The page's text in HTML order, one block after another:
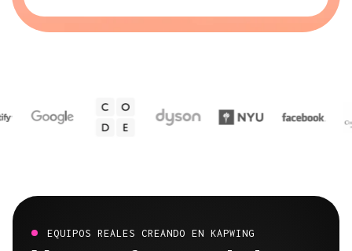
Ya transformando la